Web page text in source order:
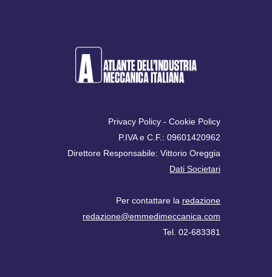
Privacy Policy - Cookie Policy
P.IVA e C.F.: 09601420962
Direttore Responsabile: Vittorio Oreggia
Dati Societari
Per contattare la redazione
redazione@emmedimeccanica.com
Tel. 02-683381